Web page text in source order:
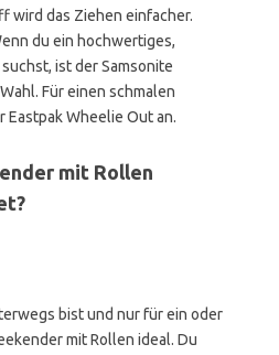
wird das Ziehen einfacher.
du ein hochwertiges,
ist der Samsonite
Für einen schmalen
Wheelie Out an.
mit Rollen
bist und nur für ein oder
mit Rollen ideal. Du